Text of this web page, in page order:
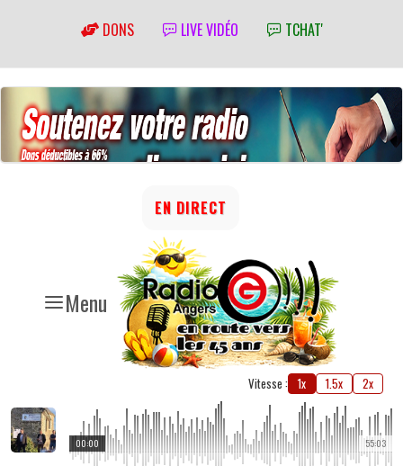
DONS LIVE VIDÉO TCHAT'
Menu
EN DIRECT
Vitesse : 1x 1.5x 2x
55:03
00:00